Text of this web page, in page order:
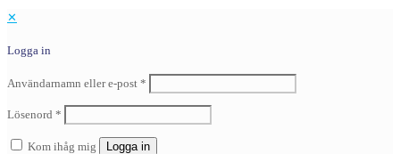
✕
Logga in
Användarnamn eller e-post *
Lösenord *
Kom ihåg mig Logga in